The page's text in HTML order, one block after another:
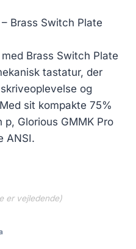
437.00 kr..
Brass Switch Plate
Brass Switch Plate
tastatur, der
og
sit kompakte 75%
Glorious GMMK Pro
ANSI.
er vejledende)